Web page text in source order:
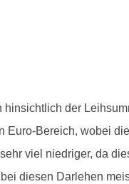
der
Bereich, wobei
viel niedriger, da
diesen Darlehen